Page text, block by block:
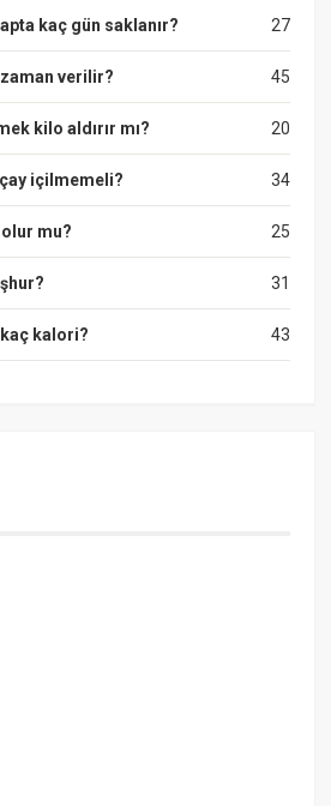
27
kaç gün saklanır?
45
zaman verilir?
20
kilo aldırır mı?
34
içilmemeli?
25
mu?
31
43
kalori?